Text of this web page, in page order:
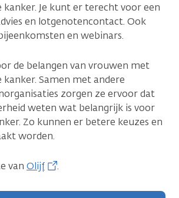
kanker. Je kunt er terecht voor een
en lotgenotencontact. Ook
en webinars.
de belangen van vrouwen met
kanker. Samen met andere
zorgen ze ervoor dat
weten wat belangrijk is voor
Zo kunnen er betere keuzes en
worden.
van Olijf .